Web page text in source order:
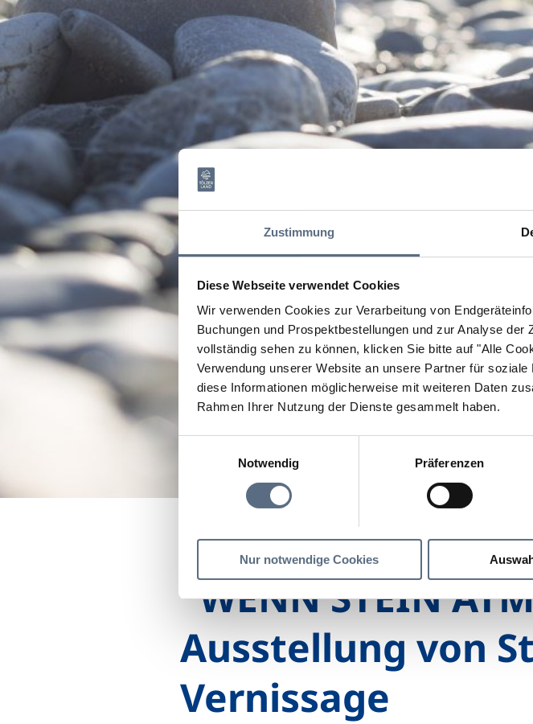
Zustimmung
Diese Webseite verwendet Cookies
Wir verwenden Cookies zur Verarbeitung von
Buchungen und Prospektbestellungen und zur Analyse der
vollständig sehen zu können, klicken Sie bitte auf "Alle
Verwendung unserer Website an unsere Partner für
diese Informationen möglicherweise mit weiteren Daten
Rahmen Ihrer Nutzung der Dienste gesammelt haben.
Notwendig
Präferenzen
Nur notwendige Cookies
"WENN STEIN ATMET" eine
"WENN STEIN
Ausstellung von
Vernissage